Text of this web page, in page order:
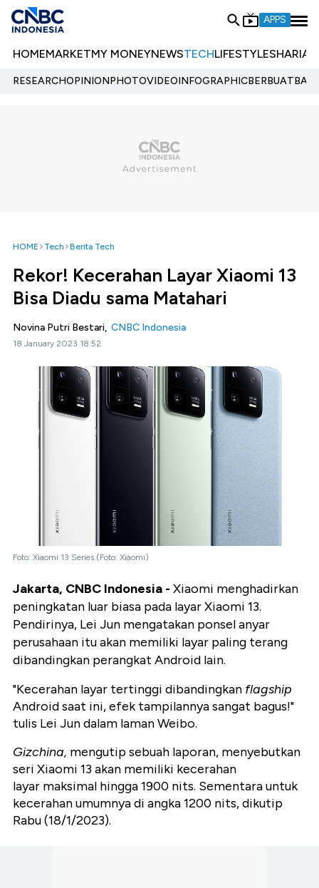
APPS
HOMEMARKETMY MONEYNEWSTECHLIFESTYLESHARIA
RESEARCHOPINIONPHOTOVIDEOINFOGRAPHIC
HOME Tech Berita Tech
Rekor! Kecerahan Layar Xiaomi 13
Bisa Diadu sama Matahari
Novina Putri Bestari, CNBC Indonesia
18 January 2023 18:52
Foto: Xiaomi 13 Series (Foto: Xiaomi)
Jakarta, CNBC Indonesia - Xiaomi menghadirkan
peningkatan luar biasa pada layar Xiaomi 13.
Pendirinya, Lei Jun mengatakan ponsel anyar
perusahaan itu akan memiliki layar paling terang
dibandingkan perangkat Android lain.
"Kecerahan layar tertinggi dibandingkan flagship
Android saat ini, efek tampilannya sangat bagus!"
tulis Lei Jun dalam laman Weibo.
Gizchina, mengutip sebuah laporan, menyebutkan
seri Xiaomi 13 akan memiliki kecerahan
layar maksimal hingga 1900 nits. Sementara untuk
kecerahan umumnya di angka 1200 nits, dikutip
Rabu (18/1/2023).